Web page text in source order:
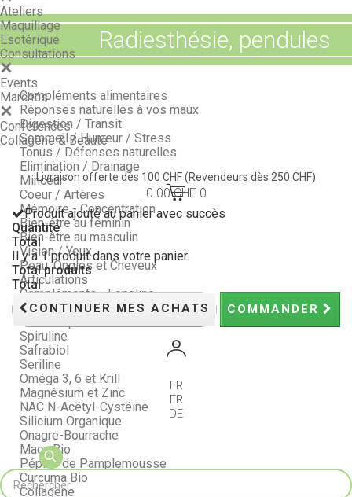
Ateliers
Maquillage
Esotérique
Consultations
Events
Marchés
Conférences
Collagène & Beauté
Livraison offerte dès 100 CHF(Revendeurs dès 250 CHF)
0.00 CHF 0
Produit ajouté au panier avec succès
Quantité
Total
Il y a 1 produit dans votre panier.
Total produits
Total
CONTINUER MES ACHATS COMMANDER
FR
FR
DE
Radiesthésie, pendules
Compléments alimentaires
Réponses naturelles à vos maux
Digestion / Transit
Sommeil / Humeur / Stress
Tonus / Défenses naturelles
Elimination / Drainage
Minceur
Coeur / Artères
Mémoire - Concentration
Bien-être au féminin
Bien-être au masculin
Vision / Yeux
Peau, Ongles et Cheveux
Articulations
Compléments - Longline
Nos Packs : économisez !
Spiruline
Safrabiol
Seriline
Oméga 3, 6 et Krill
Magnésium et Zinc
NAC N-Acétyl-Cystéine
Silicium Organique
Onagre-Bourrache
Maca Bio
Pépins de Pamplemousse
Curcuma Bio
Collagène